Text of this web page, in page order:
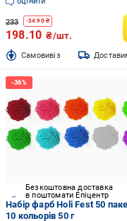
233 -34.90₴
198.10 ₴/шт.
Cамовивіз
Безкоштовна доставка
в поштомати Епіцентр
Набір фарб Holi Fest 50
10 кольорів 50 г